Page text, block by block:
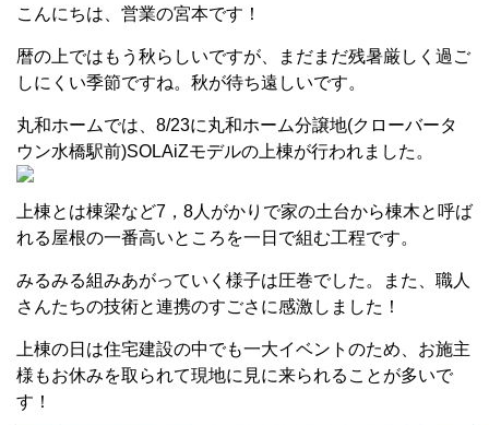
こんにちは、営業の宮本です！
暦の上ではもう秋らしいですが、まだまだ残暑厳しく過ご
しにくい季節ですね。秋が待ち遠しいです。
丸和ホームでは、8/23に丸和ホーム分譲地(クローバータ
ウン水橋駅前)SOLAiZモデルの上棟が行われました。
上棟とは棟梁など7，8人がかりで家の土台から棟木と呼ば
れる屋根の一番高いところを一日で組む工程です。
みるみる組みあがっていく様子は圧巻でした。また、職人
さんたちの技術と連携のすごさに感激しました！
上棟の日は住宅建設の中でも一大イベントのため、お施主
様もお休みを取られて現地に見に来られることが多いで
す！